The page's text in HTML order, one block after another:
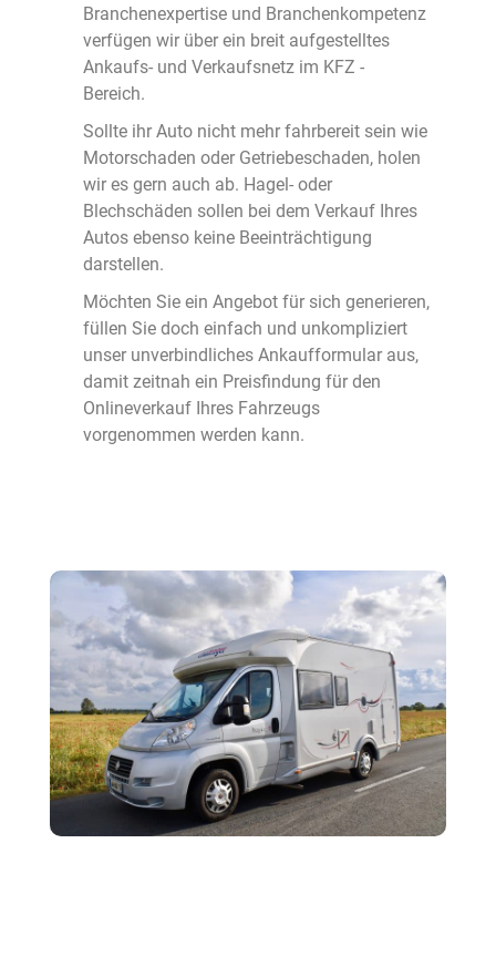
Branchenexpertise und Branchenkompetenz
verfügen wir über ein breit aufgestelltes
Ankaufs- und Verkaufsnetz im KFZ -
Bereich.
Sollte ihr Auto nicht mehr fahrbereit sein wie
Motorschaden oder Getriebeschaden, holen
wir es gern auch ab. Hagel- oder
Blechschäden sollen bei dem Verkauf Ihres
Autos ebenso keine Beeinträchtigung
darstellen.
Möchten Sie ein Angebot für sich generieren,
füllen Sie doch einfach und unkompliziert
unser unverbindliches Ankaufformular aus,
damit zeitnah ein Preisfindung für den
Onlineverkauf Ihres Fahrzeugs
vorgenommen werden kann.